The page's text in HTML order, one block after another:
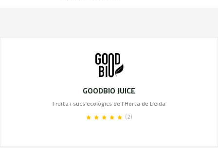
GOODBIO JUICE
Fruita i sucs ecològics de l’Horta de Lleida
(2)